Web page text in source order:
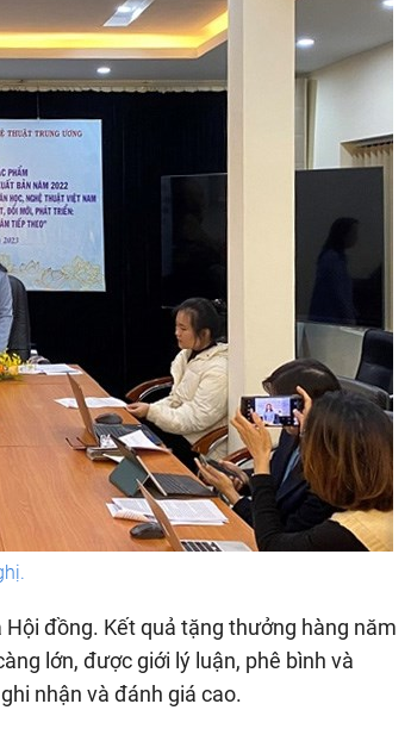
đồng. Kết quả tặng thưởng hàng năm
lớn, được giới lý luận, phê bình và
nhận và đánh giá cao.